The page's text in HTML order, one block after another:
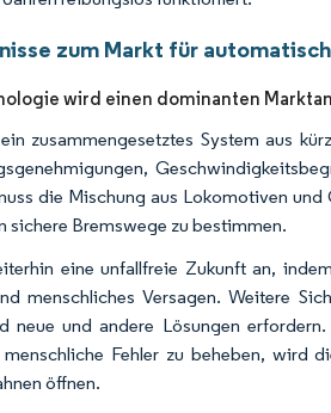
zum Markt für
wird einen dominanten
zusammengesetztes System aus
die Mischung aus Lokomotiven
sichere Bremswege zu bestimmen.
eine unfallfreie Zukunft an,
menschliches Versagen. Weitere
neue und andere Lösungen
Fehler zu beheben, wird
öffnen.